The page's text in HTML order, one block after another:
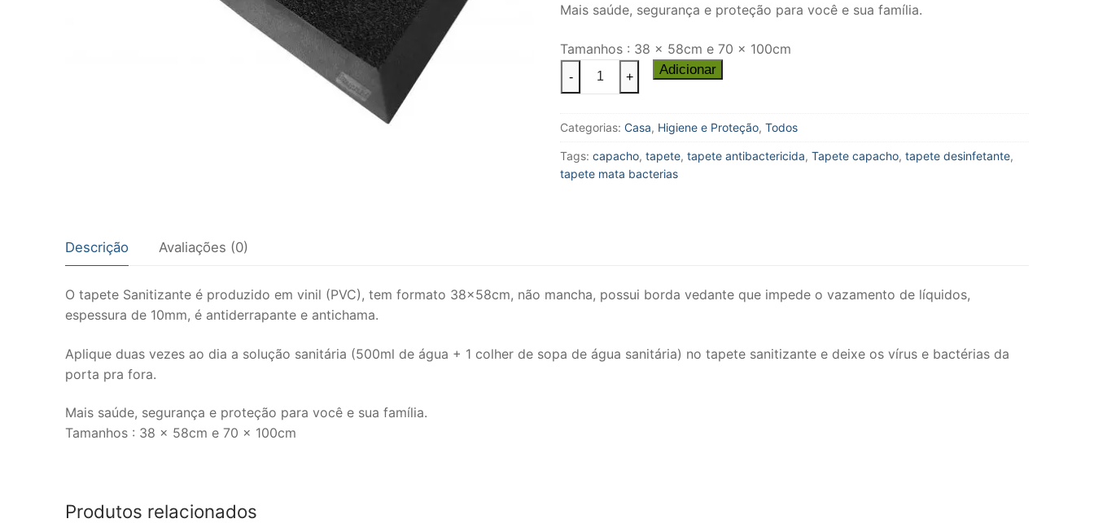
Mais saúde, segurança e proteção para você e sua família.
Tamanhos : 38 x 58cm e 70 x 100cm
Tapete
Sanitizante
Kapazi
quantidade
- + Adicionar
Categorias: Casa, Higiene e Proteção, Todos
Tags: capacho, tapete, tapete antibactericida, Tapete capacho, tapete desinfetante,
tapete mata bacterias
Descrição Avaliações (0)
O tapete Sanitizante é produzido em vinil (PVC), tem formato 38x58cm, não mancha, possui borda vedante que impede o vazamento de líquidos,
espessura de 10mm, é antiderrapante e antichama.
Aplique duas vezes ao dia a solução sanitária (500ml de água + 1 colher de sopa de água sanitária) no tapete sanitizante e deixe os vírus e bactérias da
porta pra fora.
Mais saúde, segurança e proteção para você e sua família.
Tamanhos : 38 x 58cm e 70 x 100cm
Produtos relacionados